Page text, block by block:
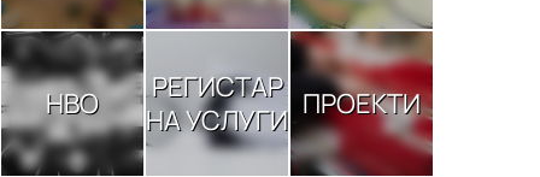
НВО
РЕГИСТАР
НА УСЛУГИ ПРОЕКТИ